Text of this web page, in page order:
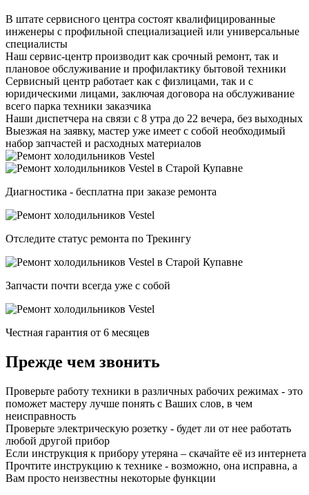
В штате сервисного центра состоят квалифицированные
инженеры с профильной специализацией или универсальные
специалисты
Наш сервис-центр производит как срочный ремонт, так и
плановое обслуживание и профилактику бытовой техники
Сервисный центр работает как с физлицами, так и с
юридическими лицами, заключая договора на обслуживание
всего парка техники заказчика
Наши диспетчера на связи с 8 утра до 22 вечера, без выходных
Выезжая на заявку, мастер уже имеет с собой необходимый
набор запчастей и расходных материалов
Диагностика - бесплатна при заказе ремонта
Отследите статус ремонта по Трекингу
Запчасти почти всегда уже с собой
Честная гарантия от 6 месяцев
Прежде чем звонить
Проверьте работу техники в различных рабочих режимах - это
поможет мастеру лучше понять с Ваших слов, в чем
неисправность
Проверьте электрическую розетку - будет ли от нее работать
любой другой прибор
Если инструкция к прибору утеряна – скачайте её из интернета
Прочтите инструкцию к технике - возможно, она исправна, а
Вам просто неизвестны некоторые функции